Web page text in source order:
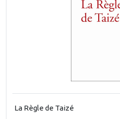
La Règle de Taizé